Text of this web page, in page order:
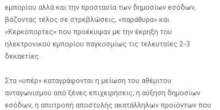
εμπορίου αλλά και την προστασία των δημοσίων εσόδων,
βάζοντας τέλος σε στρεβλώσεις, «παράθυρα» και
«Κερκόπορτες» που προέκυψαν με την έκρηξη του
ηλεκτρονικού εμπορίου παγκοσμίως τις τελευταίες 2-3
δεκαετίες.
Στα «υπέρ» καταγράφονται η μείωση του αθέμιτου
ανταγωνισμού από ξένες επιχειρήσεις, η αύξηση δημοσίων
εσόδων, η αποτροπή αποστολής ακατάλληλων προϊόντων που